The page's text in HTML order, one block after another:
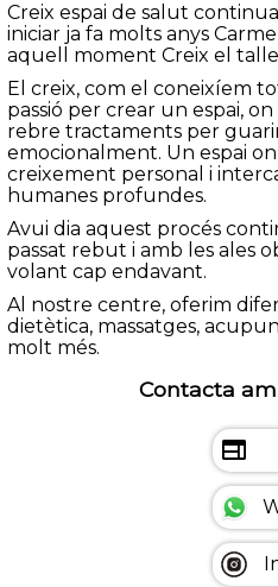
Creix espai de salut
iniciar ja fa molts anys
aquell moment Creix el
El creix, com el coneixíem
passió per crear un espai,
rebre tractaments per
emocionalment. Un espai
creixement personal i
humanes profundes.
Avui dia aquest procés
passat rebut i amb les ales
volant cap endavant.
Al nostre centre, oferim
dietètica, massatges,
molt més.
Contacta
web